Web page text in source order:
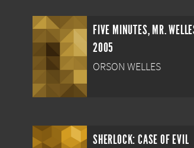
FIVE MINUTES, MR.
2005
ORSON WELLES
SHERLOCK: CASE OF EVIL